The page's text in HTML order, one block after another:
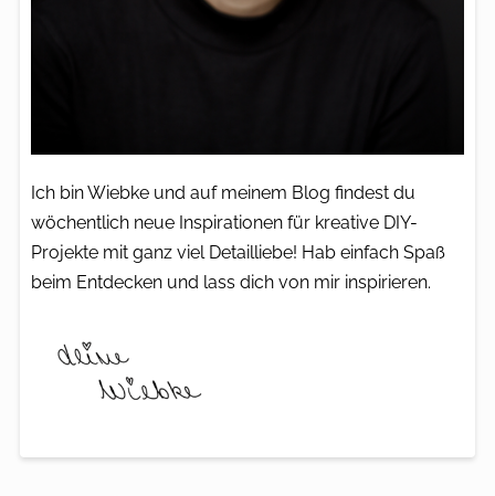
Ich bin Wiebke und auf meinem Blog findest du
wöchentlich neue Inspirationen für kreative DIY-
Projekte mit ganz viel Detailliebe! Hab einfach Spaß
beim Entdecken und lass dich von mir inspirieren.